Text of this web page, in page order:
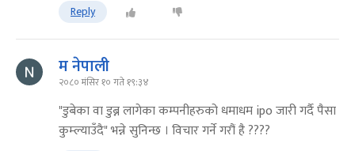
Reply
म नेपाली
२०८० मंसिर १० गते १९:३४
"डुबेका वा डुब्न लागेका कम्पनीहरुको धमाधम ipo जारी गर्दै पैसा
कुम्ल्याउँदै" भन्ने सुनिन्छ । विचार गर्ने गरौं है ????